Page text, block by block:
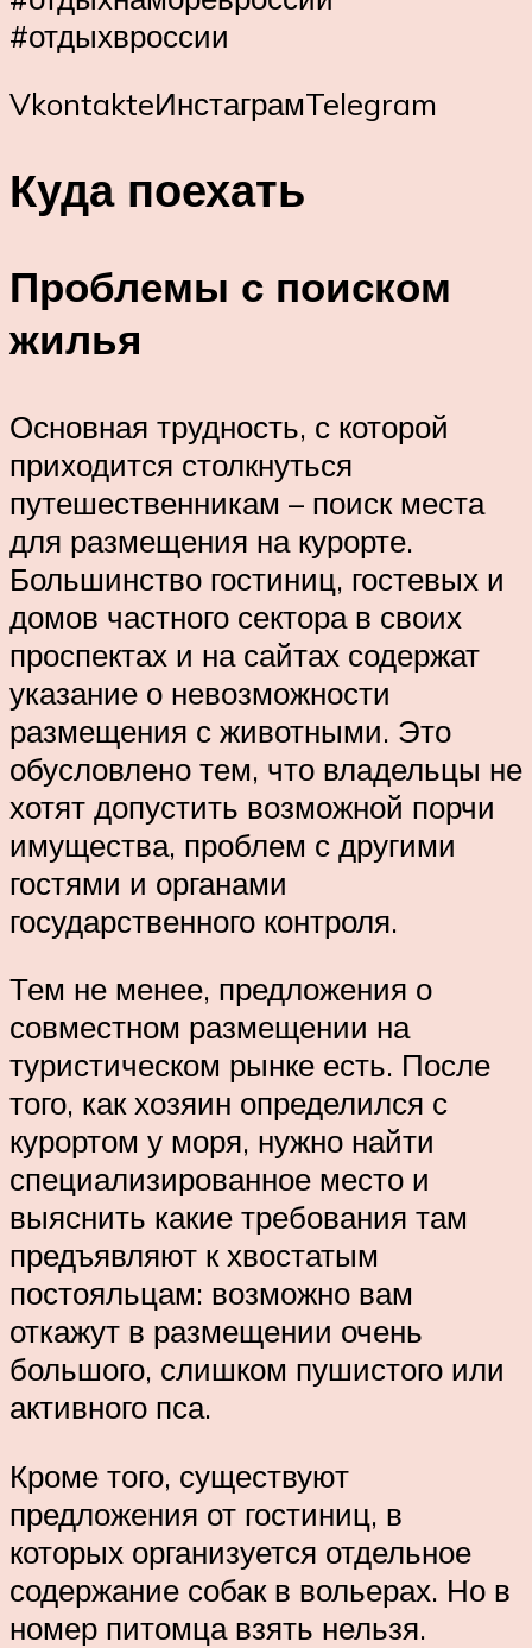
#отдыхвроссии
VkontakteИнстаграмTelegram
Куда поехать
Проблемы с поиском
жилья
Основная трудность, с которой
приходится столкнуться
путешественникам – поиск места
для размещения на курорте.
Большинство гостиниц, гостевых и
домов частного сектора в своих
проспектах и на сайтах содержат
указание о невозможности
размещения с животными. Это
обусловлено тем, что владельцы не
хотят допустить возможной порчи
имущества, проблем с другими
гостями и органами
государственного контроля.
Тем не менее, предложения о
совместном размещении на
туристическом рынке есть. После
того, как хозяин определился с
курортом у моря, нужно найти
специализированное место и
выяснить какие требования там
предъявляют к хвостатым
постояльцам: возможно вам
откажут в размещении очень
большого, слишком пушистого или
активного пса.
Кроме того, существуют
предложения от гостиниц, в
которых организуется отдельное
содержание собак в вольерах. Но в
номер питомца взять нельзя.